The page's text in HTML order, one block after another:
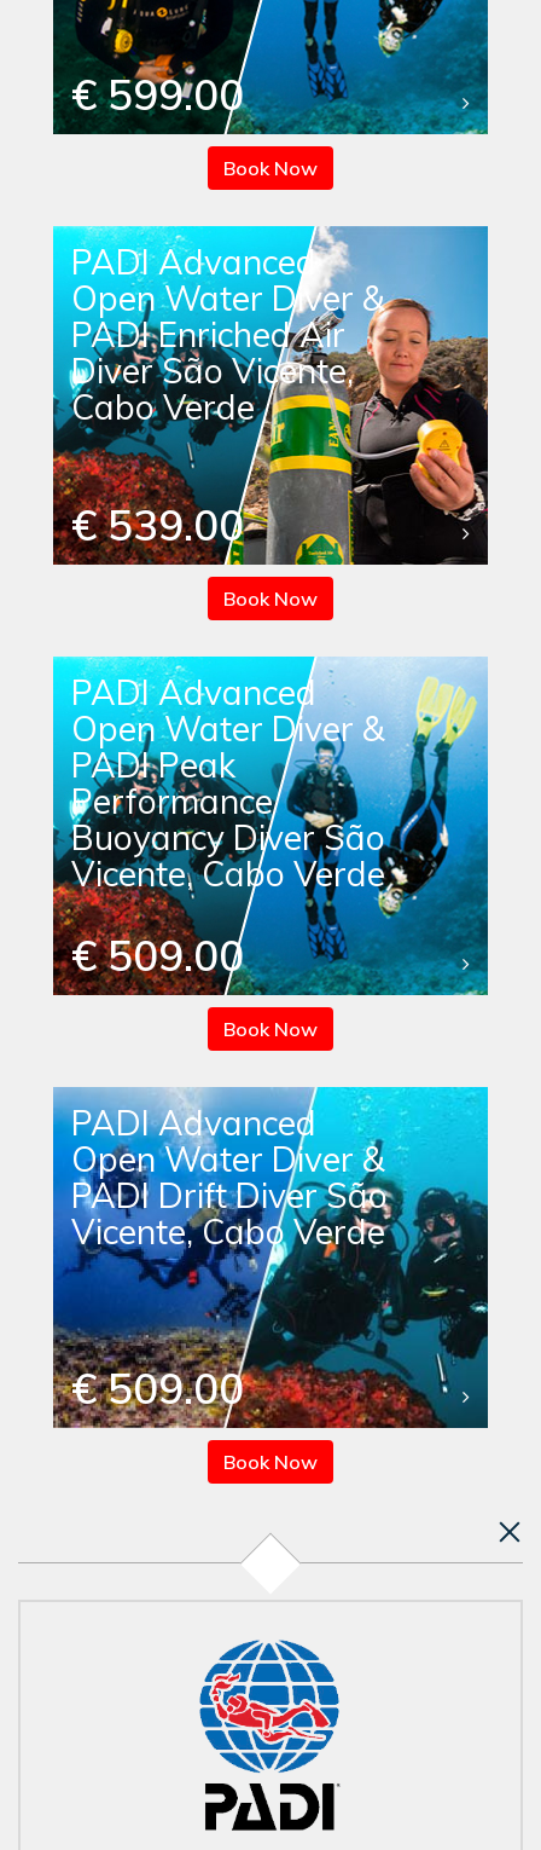
€ 599.00
Book Now
PADI Advanced
Open Water Diver &
PADI Enriched Air
Diver São Vicente,
Cabo Verde
€ 539.00
Book Now
PADI Advanced
Open Water Diver &
PADI Peak
Performance
Buoyancy Diver São
Vicente, Cabo Verde
€ 509.00
Book Now
PADI Advanced
Open Water Diver &
PADI Drift Diver São
Vicente, Cabo Verde
€ 509.00
Book Now